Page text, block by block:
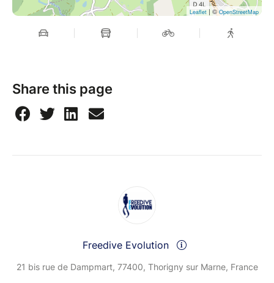
Leaflet | ©OpenStreetMap
Share this page
Freedive Evolution
21 bis rue de Dampmart, 77400, Thorigny sur Marne, France